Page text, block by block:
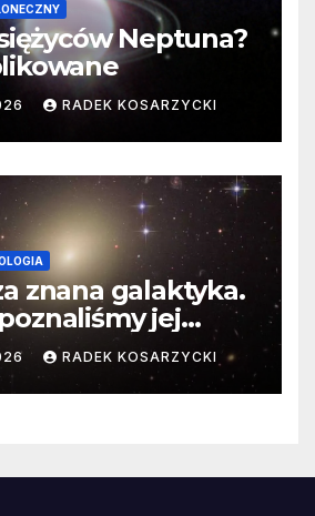
Neptuna?
RADEK KOSARZYCKI
znana galaktyka.
jej
wymiaryRADEK KOSARZYCKI